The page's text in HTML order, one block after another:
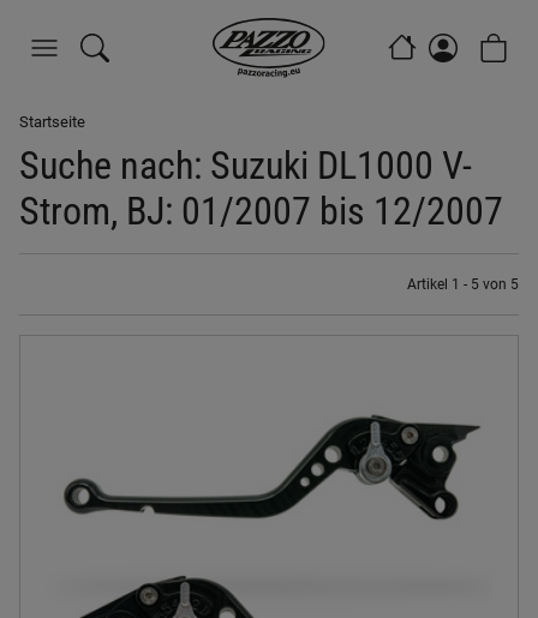
Startseite
Suche nach: Suzuki DL1000 V-
Strom, BJ: 01/2007 bis 12/2007
Artikel 1 - 5 von 5